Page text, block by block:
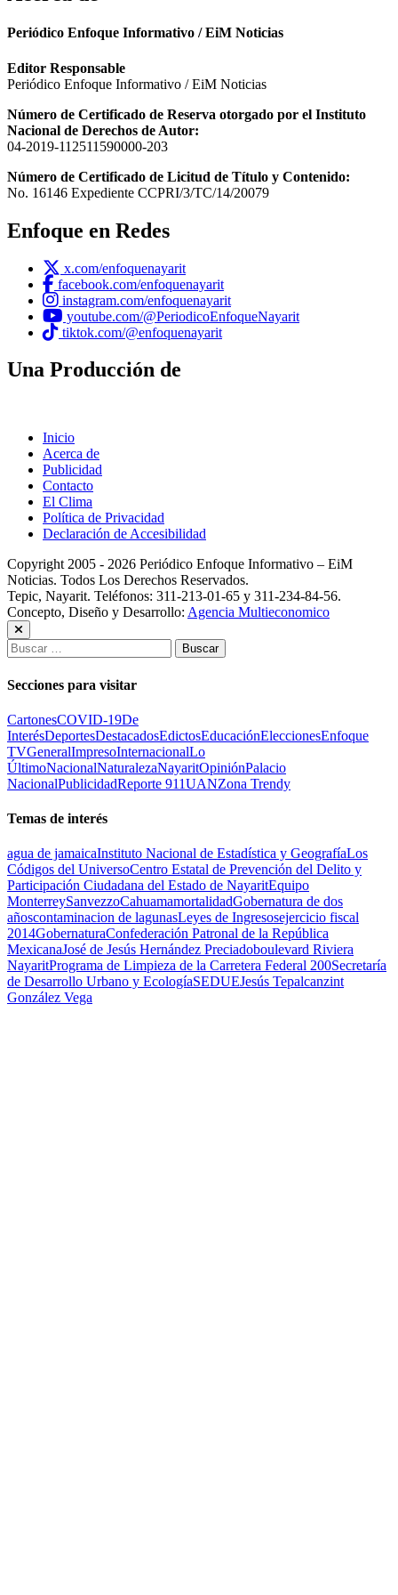
Periódico Enfoque Informativo / EiM Noticias
Editor Responsable
Periódico Enfoque Informativo / EiM Noticias
Número de Certificado de Reserva otorgado por el Instituto
Nacional de Derechos de Autor:
04-2019-112511590000-203
Número de Certificado de Licitud de Título y Contenido:
No. 16146 Expediente CCPRI/3/TC/14/20079
Enfoque en Redes
x.com/enfoquenayarit
facebook.com/enfoquenayarit
instagram.com/enfoquenayarit
youtube.com/@PeriodicoEnfoqueNayarit
tiktok.com/@enfoquenayarit
Una Producción de
Inicio
Acerca de
Publicidad
Contacto
El Clima
Política de Privacidad
Declaración de Accesibilidad
Copyright 2005 - 2026 Periódico Enfoque Informativo – EiM
Noticias. Todos Los Derechos Reservados.
Tepic, Nayarit. Teléfonos: 311-213-01-65 y 311-234-84-56.
Concepto, Diseño y Desarrollo: Agencia Multieconomico
Buscar:
Secciones para visitar
CartonesCOVID-19De
InterésDeportesDestacadosEdictosEducaciónEleccionesEnfoque
TVGeneralImpresoInternacionalLo
ÚltimoNacionalNaturalezaNayaritOpiniónPalacio
NacionalPublicidadReporte 911UANZona Trendy
Temas de interés
agua de jamaicaInstituto Nacional de Estadística y GeografíaLos
Códigos del UniversoCentro Estatal de Prevención del Delito y
Participación Ciudadana del Estado de NayaritEquipo
MonterreySanvezzoCahuamamortalidadGobernatura de dos
añoscontaminacion de lagunasLeyes de Ingresosejercicio fiscal
2014GobernaturaConfederación Patronal de la República
MexicanaJosé de Jesús Hernández Preciadoboulevard Riviera
NayaritPrograma de Limpieza de la Carretera Federal 200Secretaría
de Desarrollo Urbano y EcologíaSEDUEJesús Tepalcanzint
González Vega